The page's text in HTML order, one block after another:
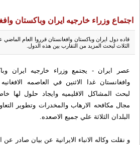
اجتماع وزراء‌ خارجيه ايران وباکستان
قاده دول ايران وباکستان وافغانستان قرروا العام
الثلاث لبحث المزيد من التقارب بين هذه الدول.
عصر ایران - يجتمع وزراء خارجيه ايران
وافغانستان غدا الاثنين في العاصمه
لبحث المشاکل الاقليميه وايجاد حلول لها
مجال مکافحه الارهاب والمخدرات وتطوير
البلدان الثلاثة علي جميع الاصعده.
و نقلت وکاله الانباء الایرانیة عن بيان صادر عن